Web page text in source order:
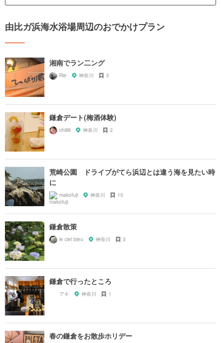
由比ガ浜海水浴場周辺のおでかけプラン
湘南でラン二ング
Rie 神奈川 3
鎌倉デート(梅酒体験)
chiiiiii 神奈川 2
荒崎公園 ドライブがてら浜辺とは違う海を見たい時
に
makofuji 神奈川 10
鎌倉散策
le ciel bleu 神奈川 3
鎌倉で行ったところ
アキ 神奈川 1
春の鎌倉をお散歩ホリデー